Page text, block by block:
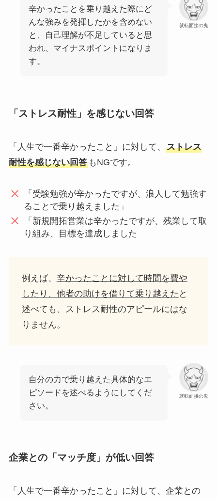
就転面接の鬼
辛かったことを乗り越えた際にど
んな強みを発揮したかを含めない
と、自己理解が不足していると思
われ、マイナスポイントになりま
す。
「ストレス耐性」を感じない回答
「人生で一番辛かったこと」に対して、 ストレス
耐性を感じない回答もNGです。
「受験勉強が辛かったですが、浪人して勉強す
ることで乗り越えました」
「新規開拓営業は辛かったですが、残業して取
り組み、目標を達成しました
例えば、 辛かったことに対して時間を費や
したり、他者の助けを借りて乗り越えた と
述べても、ストレス耐性のアピールにはな
りません。
就転面接の鬼
自分の力で乗り越えた具体的なエ
ピソードを述べるようにしてくだ
さい。
企業との「マッチ度」が低い回答
「人生で一番辛かったこと」に対して、企業との